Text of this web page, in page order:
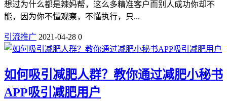
想过为什么都是辣妈帮，这么多精准客户而别人成功你却不
能，因为你不懂观察，不懂执行，只...
引流推广 2021-04-28 0
如何吸引减肥人群？教你通过减肥小秘书
APP吸引减肥用户